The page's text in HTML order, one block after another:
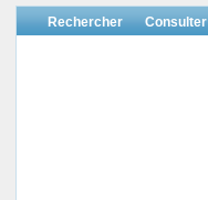
Rechercher Consulter